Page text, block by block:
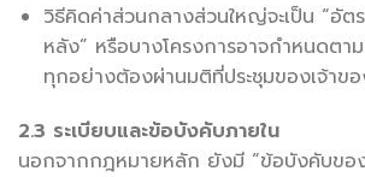
วิธีคิดค่าส่วนกลางส่วนใหญ่จะเป็น “อัต
หลัง” หรือบางโครงการอาจกำหนดตา
ทุกอย่างต้องผ่านมติที่ประชุมของเจ้าข
2.3 ระเบียบและข้อบังคับภายใน
นอกจากกฎหมายหลัก ยังมี “ข้อบังคับขอ